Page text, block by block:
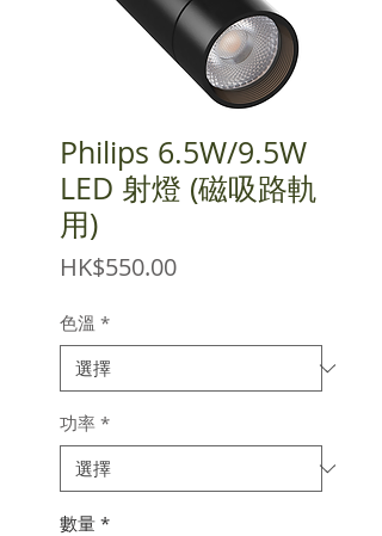
Philips 6.5W/9.5W
LED 射燈 (磁吸路軌
用)
HK$550.00價
色溫 *
功率 *
數量 *